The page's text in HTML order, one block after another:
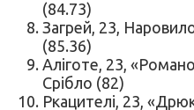
(84.73)
Загрей, 23,
(85.36)
Аліготе, 23,
Срібло (82)
Ркацителі, 23,